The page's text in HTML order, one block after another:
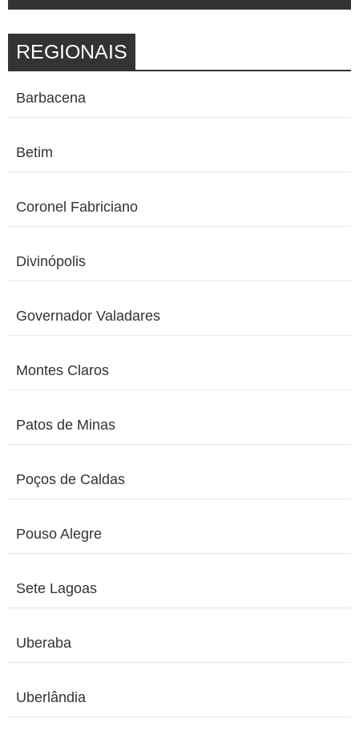
REGIONAIS
Barbacena
Betim
Coronel Fabriciano
Divinópolis
Governador Valadares
Montes Claros
Patos de Minas
Poços de Caldas
Pouso Alegre
Sete Lagoas
Uberaba
Uberlândia